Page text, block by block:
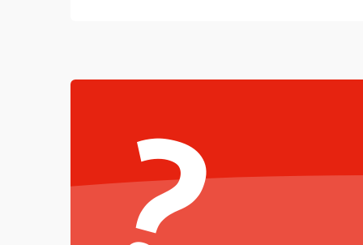
Температурные проблемы
Сбои коммуникаций и интерфейсов